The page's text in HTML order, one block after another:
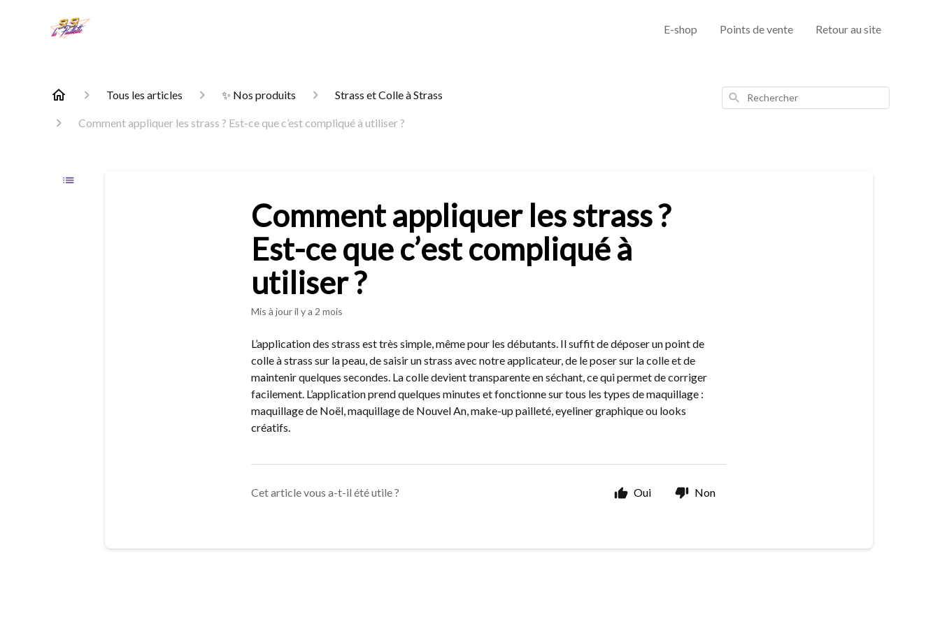
E-shop Points de vente Retour au site
Tous les articles ✨ Nos produits Strass et Colle à Strass
Comment appliquer les strass ? Est-ce que c’est compliqué à utiliser ?
Rechercher
Comment appliquer les strass ?
Est-ce que c’est compliqué à
utiliser ?
Mis à jouril y a 2 mois
L’application des strass est très simple, même pour les débutants. Il suffit de déposer un point de
colle à strass sur la peau, de saisir un strass avec notre applicateur, de le poser sur la colle et de
maintenir quelques secondes. La colle devient transparente en séchant, ce qui permet de corriger
facilement. L’application prend quelques minutes et fonctionne sur tous les types de maquillage :
maquillage de Noël, maquillage de Nouvel An, make-up pailleté, eyeliner graphique ou looks
créatifs.
Cet article vous a-t-il été utile ? Oui Non